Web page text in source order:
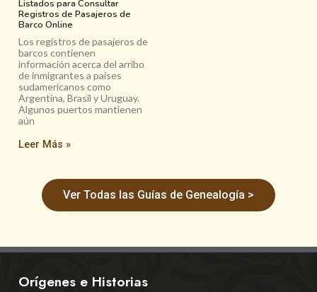
Listados para Consultar
Registros de Pasajeros de
Barco Online
Los registros de pasajeros de
barcos contienen
información acerca del arribo
de inmigrantes a países
sudamericanos como
Argentina, Brasil y Uruguay.
Algunos puertos mantienen
aún
Leer Más »
Ver Todas las Guías de Genealogía >
Orígenes e Historias